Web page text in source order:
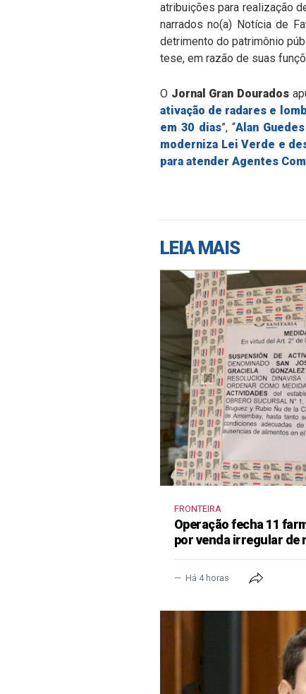
atribuições para realização
narrados no(a) Notícia de
detrimento do patrimônio
tese, em razão de suas
O Jornal Gran Dourados
ativação de radares e
em 30 dias”, “Alan
moderniza Lei Verde e
para atender Agentes
LEIA MAIS
FRONTEIRA
Operação fecha 11
por venda irregular de
Há 4 horas